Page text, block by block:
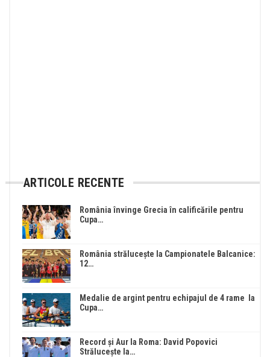
ARTICOLE RECENTE
România învinge Grecia în calificările pentru
Cupa…
România strălucește la Campionatele Balcanice:
12…
Medalie de argint pentru echipajul de 4 rame la
Cupa…
Record și Aur la Roma: David Popovici
Strălucește la…